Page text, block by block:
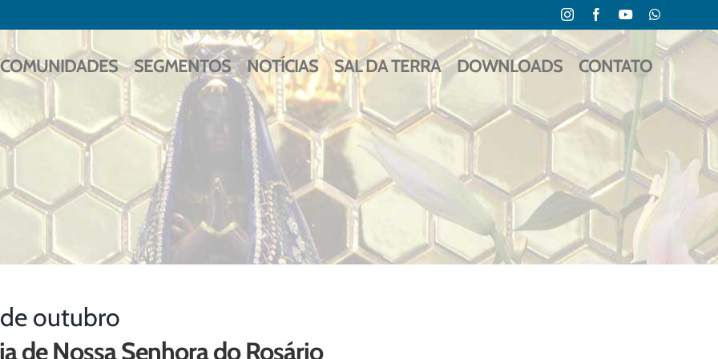
InstagramFacebookYouTubeWhatsApp
COMUNIDADES SEGMENTOS NOTÍCIAS SAL DA TERRA DOWNLOADS CONTATO
outubro
de Nossa Senhora do Rosário